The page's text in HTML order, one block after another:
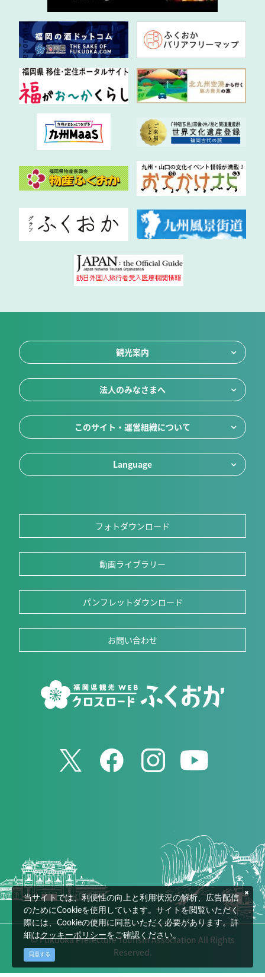
観光案内
法人のみなさまへ
このサイト・運営組織について
Language
フォトダウンロード
動画ライブラリー
パンフレットダウンロード
お問い合わせ
© Fukuoka Prefecture Tourism Association All Rights
Reserved.
当サイトでは、利便性の向上と利用状況の解析、広告配信
のためにCookieを使用しています。サイトを閲覧いただく
際には、Cookieの使用に同意いただく必要があります。詳
細はクッキーポリシーをご確認ください。
同意する